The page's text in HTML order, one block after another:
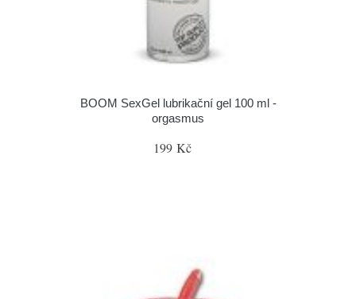
BOOM SexGel lubrikační gel 100 ml -
orgasmus
199 Kč